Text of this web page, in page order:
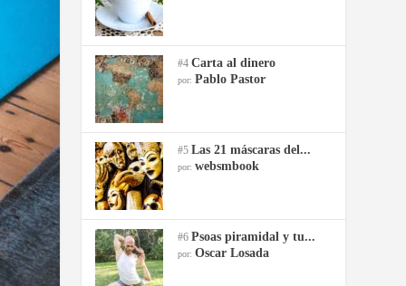
#4Carta al dinero
por: Pablo Pastor
#5Las 21 máscaras del...
por:websmbook
#6Psoas piramidal y tu...
por:Oscar Losada